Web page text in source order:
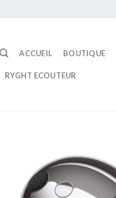
ACCUEIL BOUTIQUE
RYGHT ECOUTEUR